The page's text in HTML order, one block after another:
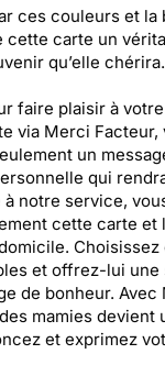
ces couleurs et la
cette carte un
qu’elle chérira.
faire plaisir à
via Merci Facteur,
un
qui
à notre service,
cette carte et
et offrez-lui une
de bonheur. Avec
mamies devient
et exprimez